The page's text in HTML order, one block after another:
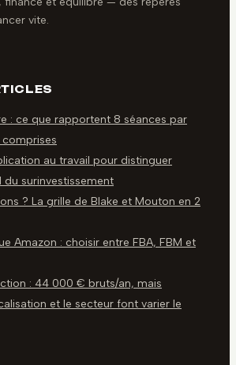
vite.
: ce que rapportent 8 séances par
au travail pour distinguer
du surinvestissement
? La grille de Blake et Mouton en 2
Amazon : choisir entre FBA, FBM et
: 44 000 € bruts/an, mais
et le secteur font varier le